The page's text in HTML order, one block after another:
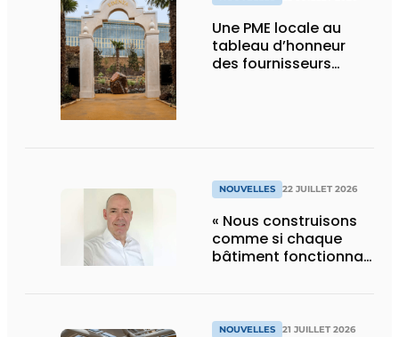
Une PME locale au
tableau d’honneur
des fournisseurs
NOUVELLES 22 JUILLET 2026
« Nous construisons
comme si chaque
bâtiment fonctionnait
»NOUVELLES 21 JUILLET 2026